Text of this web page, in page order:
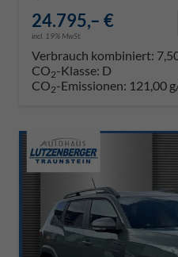
24.795,– €
incl. 19% MwSt.
Verbrauch kombiniert:
CO2-Klasse: D
CO2-Emissionen: 121,00